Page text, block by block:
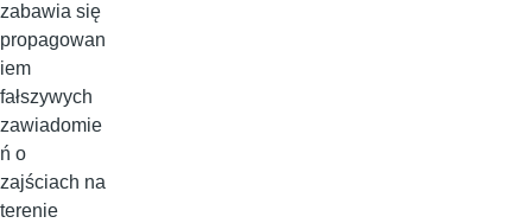
zabawia się
propagowan
iem
fałszywych
zawiadomie
ń o
zajściach na
terenie